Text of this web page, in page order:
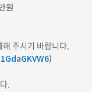
원
주시기 바랍니다.
)
.